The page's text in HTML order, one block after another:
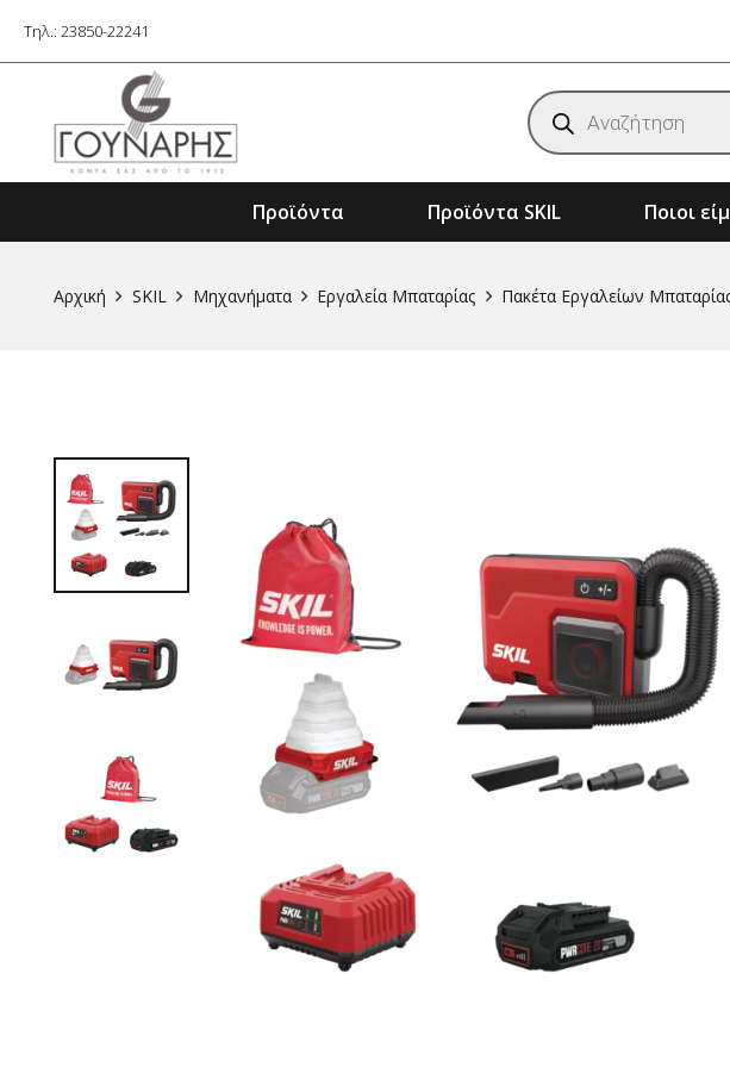
Τηλ.: 23850-22241
Products
search
Προϊόντα Προϊόντα SKIL Ποιοι
Αρχική SKIL Μηχανήματα Εργαλεία Μπαταρίας Πακέτα Εργαλείων